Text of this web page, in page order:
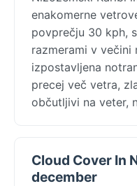
enakomerne
povprečju 30 kph,
razmerami v večini
izpostavljena
precej več vetra,
občutljivi na veter,
Cloud Cover In
december